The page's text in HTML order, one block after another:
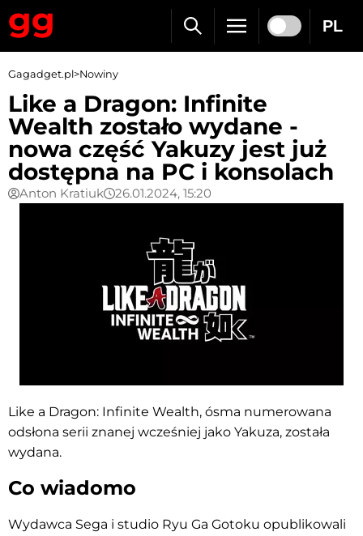
PL
Gagadget.pl>Nowiny
Like a Dragon: Infinite
Wealth zostało wydane -
nowa część Yakuzy jest już
dostępna na PC i konsolach
Anton Kratiuk 26.01.2024, 15:20
Like a Dragon: Infinite Wealth, ósma numerowana
odsłona serii znanej wcześniej jako Yakuza, została
wydana.
Co wiadomo
Wydawca Sega i studio Ryu Ga Gotoku opublikowali